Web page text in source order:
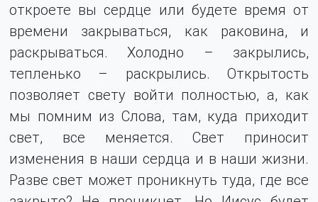
откроете вы сердце или будете время от
времени закрываться, как раковина, и
раскрываться. Холодно – закрылись,
тепленько – раскрылись. Открытость
позволяет свету войти полностью, а, как
мы помним из Слова, там, куда приходит
свет, все меняется. Свет приносит
изменения в наши сердца и в наши жизни.
Разве свет может проникнуть туда, где все